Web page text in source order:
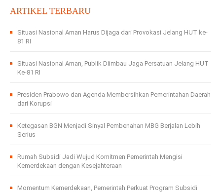
ARTIKEL TERBARU
Situasi Nasional Aman Harus Dijaga dari Provokasi Jelang HUT ke-
81 RI
Situasi Nasional Aman, Publik Diimbau Jaga Persatuan Jelang HUT
Ke-81 RI
Presiden Prabowo dan Agenda Membersihkan Pemerintahan Daerah
dari Korupsi
Ketegasan BGN Menjadi Sinyal Pembenahan MBG Berjalan Lebih
Serius
Rumah Subsidi Jadi Wujud Komitmen Pemerintah Mengisi
Kemerdekaan dengan Kesejahteraan
Momentum Kemerdekaan, Pemerintah Perkuat Program Subsidi